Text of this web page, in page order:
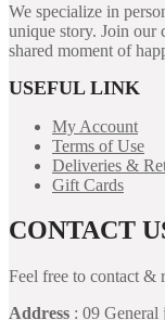
We specialize in
unique story. Join our
shared moment of
USEFUL LINK
My Account
Terms of Use
Deliveries &
Gift Cards
CONTACT
Feel free to contact &
Address : 09